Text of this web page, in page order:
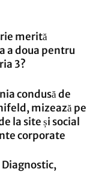
merită
a doua pentru
3?
condusă de
mizează pe
la site și social
corporate
Diagnostic,